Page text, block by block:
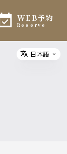
WEB予約
reserve
Select
日本語